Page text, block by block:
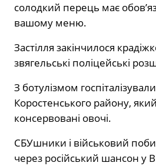
солодкий перець має
вашому меню.
Застілля закінчилося
звягельські поліцейські
З ботулізмом
Коростенського району,
консервовані овочі.
СБУшники і військовий
через російський шансон у